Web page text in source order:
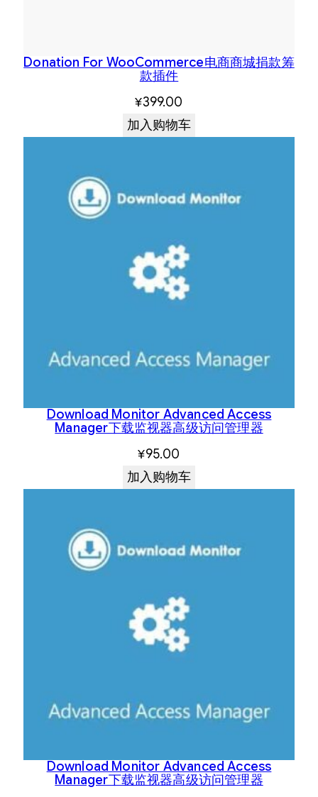
Donation For WooCommerce电商商城捐款筹
款插件
¥399.00
加入购物车
Download Monitor Advanced Access
Manager下载监视器高级访问管理器
¥95.00
加入购物车
Download Monitor Advanced Access
Manager下载监视器高级访问管理器